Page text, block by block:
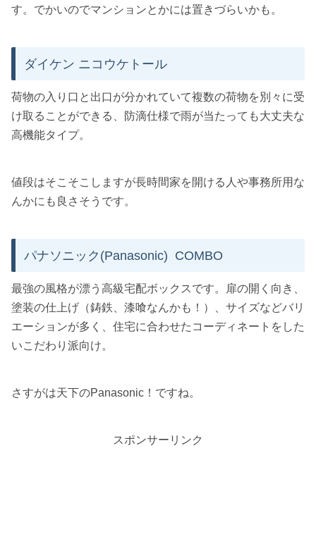
す。でかいのでマンションとかには置きづらいかも。
ダイケン ニコウケトール
荷物の入り口と出口が分かれていて複数の荷物を別々に受
け取ることができる、防滴仕様で雨が当たっても大丈夫な
高機能タイプ。
値段はそこそこしますが長時間家を開ける人や事務所用な
んかにも良さそうです。
パナソニック(Panasonic) COMBO
最強の風格が漂う高級宅配ボックスです。扉の開く向き、
塗装の仕上げ（鋳鉄、漆喰なんかも！）、サイズなどバリ
エーションが多く、住宅に合わせたコーディネートをした
いこだわり派向け。
さすがは天下のPanasonic！ですね。
スポンサーリンク